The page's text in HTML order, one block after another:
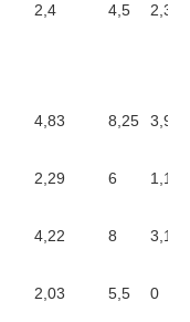
2,4 4,5 2,35
4,83 8,25 3,9
2,29 6 1,1
4,22 8 3,15
2,03 5,5 0